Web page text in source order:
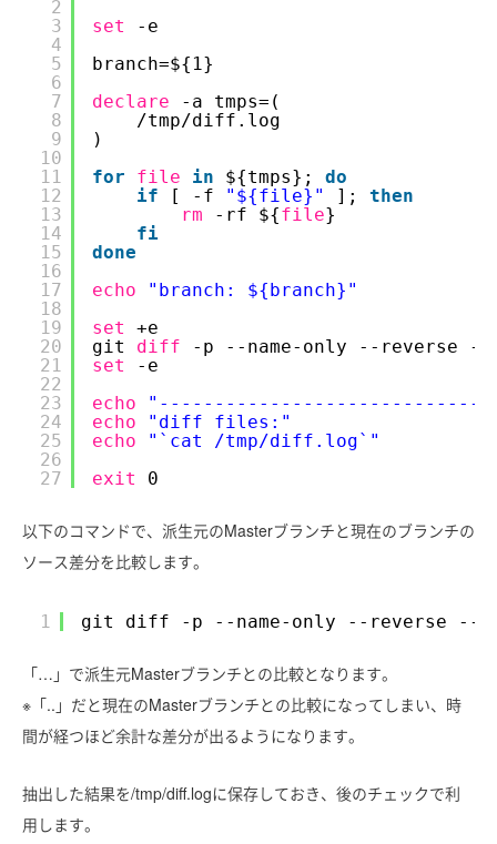
2
3
4
5
6
7
8
9
10
11
12
13
14
15
16
17
18
19
20
21
22
23
24
25
26
27
set
-e
branch=${1}
declare
-a tmps=(
/tmp/diff .log
)
for
file in ${tmps}; do
if
[ -f "${file}" ]; then
rm
-rf ${file}
fi
done
echo
"branch: ${branch}"
set
+e
git diff -p --name-only --reverse --
set
-e
echo
echo
"diff files:"
echo
"`cat /tmp/diff.log`"
exit
0
以下のコマンドで、派生元のMasterブランチと現在のブランチの
ソース差分を比較します。
1 git diff -p --name-only --reverse --
「…」で派生元Masterブランチとの比較となります。
※「..」だと現在のMasterブランチとの比較になってしまい、時
間が経つほど余計な差分が出るようになります。
抽出した結果を/tmp/diff.logに保存しておき、後のチェックで利
用します。